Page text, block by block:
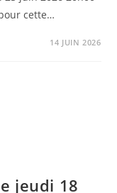
cette…
14 JUIN 2026
jeudi 18